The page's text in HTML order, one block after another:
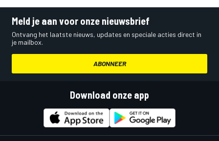
Meld je aan voor onze nieuwsbrief
Ontvang het laatste nieuws, updates en speciale acties direct in
je mailbox.
ABONNEER
Download onze app